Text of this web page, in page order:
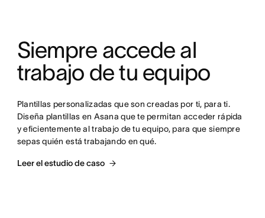
Siempre accede al
trabajo de tu equipo
Plantillas personalizadas que son creadas por ti, para ti.
Diseña plantillas en Asana que te permitan acceder rápida
y eficientemente al trabajo de tu equipo, para que siempre
sepas quién está trabajando en qué.
Leer el estudio de caso